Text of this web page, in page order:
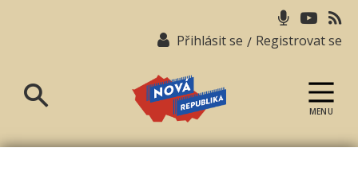
Přihlásit se / Registrovat se
republika
MENU